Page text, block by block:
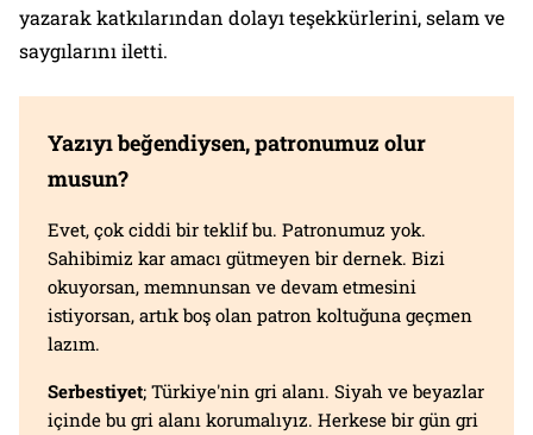
yazarak katkılarından dolayı teşekkürlerini, selam ve
saygılarını iletti.
Yazıyı beğendiysen, patronumuz olur
musun?
Evet, çok ciddi bir teklif bu. Patronumuz yok.
Sahibimiz kar amacı gütmeyen bir dernek. Bizi
okuyorsan, memnunsan ve devam etmesini
istiyorsan, artık boş olan patron koltuğuna geçmen
lazım.
Serbestiyet; Türkiye'nin gri alanı. Siyah ve beyazlar
içinde bu gri alanı korumalıyız. Herkese bir gün gri